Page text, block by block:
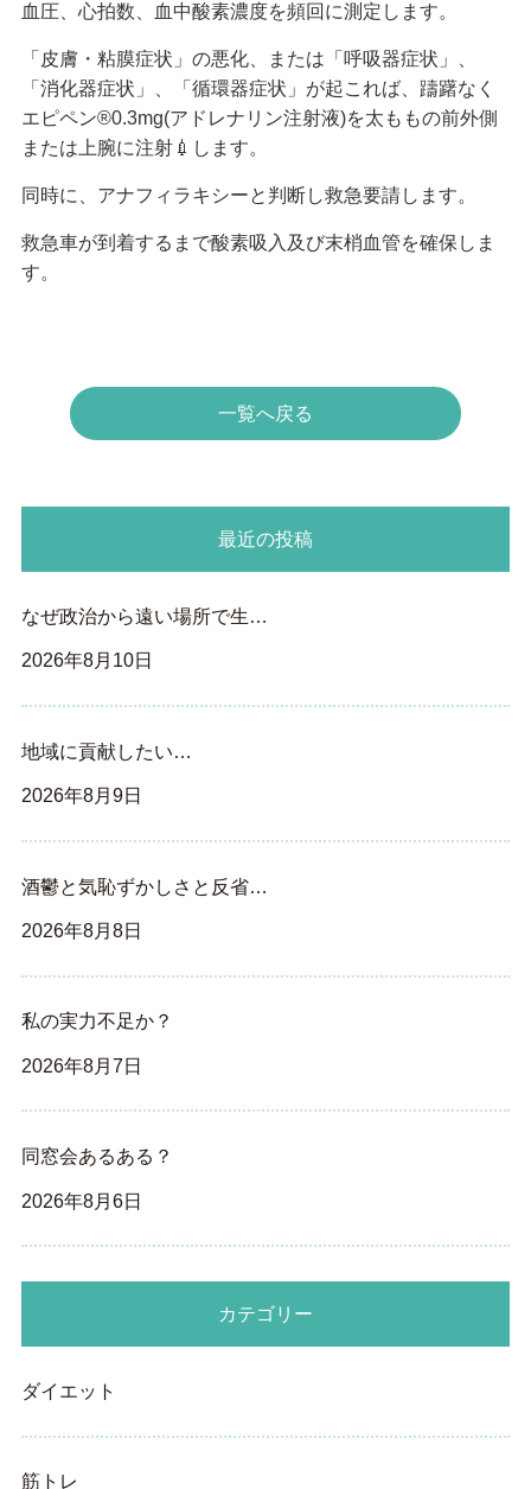
血圧、心拍数、血中酸素濃度を頻回に測定します。
「皮膚・粘膜症状」の悪化、または「呼吸器症状」、
「消化器症状」、「循環器症状」が起これば、躊躇なく
エピペン®0.3mg(アドレナリン注射液)を太ももの前外側
または上腕に注射💉します。
同時に、アナフィラキシーと判断し救急要請します。
救急車が到着するまで酸素吸入及び末梢血管を確保しま
す。
一覧へ戻る
最近の投稿
なぜ政治から遠い場所で生…
2026年8月10日
地域に貢献したい…
2026年8月9日
酒鬱と気恥ずかしさと反省…
2026年8月8日
私の実力不足か？
2026年8月7日
同窓会あるある？
2026年8月6日
カテゴリー
ダイエット
筋トレ